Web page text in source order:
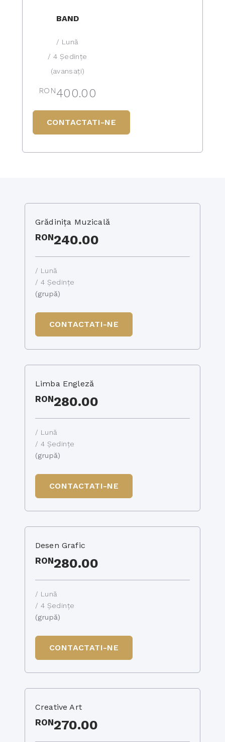
BAND
/ Lună
/ 4 Ședințe
(avansați)
RON400.00
CONTACTATI-NE
Grădinița Muzicală
RON240.00
/ Lună
/ 4 Ședințe
(grupă)
CONTACTATI-NE
Limba Engleză
RON280.00
/ Lună
/ 4 Ședințe
(grupă)
CONTACTATI-NE
Desen Grafic
RON280.00
/ Lună
/ 4 Ședințe
(grupă)
CONTACTATI-NE
Creative Art
RON270.00